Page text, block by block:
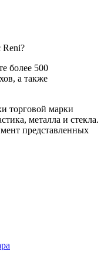
Reni?
более 500
а также
торговой марки
металла и стекла.
представленных